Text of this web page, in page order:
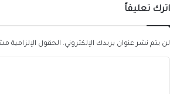
اترك تعليقاً
لن يتم نشر عنوان بريدك الإلكتروني. الحقول الإلزامية